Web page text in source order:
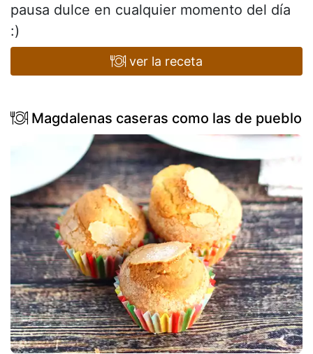
pausa dulce en cualquier momento del día
:)
ver la receta
Magdalenas caseras como las de pueblo